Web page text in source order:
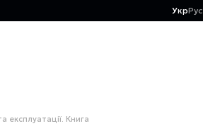
УкрРус
експлуатації. Книга